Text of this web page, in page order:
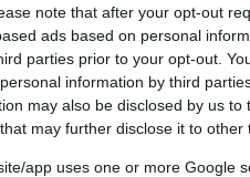
note that after your opt-out
ads based on personal
parties prior to your opt-out.
information by third
may also be disclosed by us to
that may further disclose it to other
app uses one or more Google